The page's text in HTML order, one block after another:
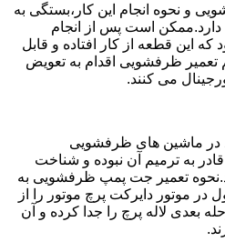
و نحوه انجام این کار،بستگی به
است پس از انجام
این قطعه از کار افتاده و قابل
ظرفشویی اقدام به تعویض
می کنند.
در ماشین های ظرفشویی
به ترمیم آن نبوده و شناخت
تعمیر جت پمپ ظرفشویی به
در موتور دایرکت پرچ موتور را از
بعدی لاله پرچ را جدا کرده و آن